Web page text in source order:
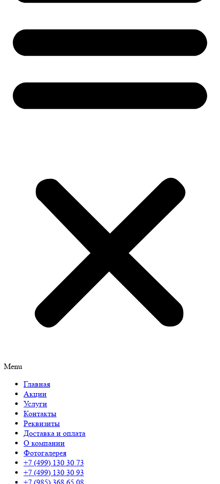
Menu
Главная
Акции
Услуги
Контакты
Реквизиты
Доставка и оплата
О компании
Фотогалерея
+7 (499) 130 30 73
+7 (499) 130 30 93